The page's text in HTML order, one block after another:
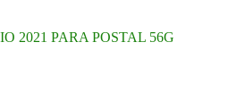
2021 PARA POSTAL 56G